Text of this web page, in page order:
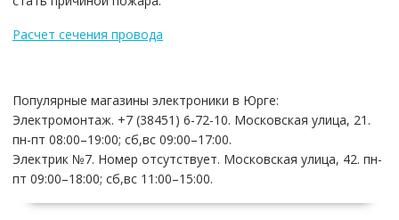
Расчет сечения провода
Популярные магазины электроники в Юрге:
Электромонтаж. +7 (38451) 6-72-10. Московская улица, 21.
пн-пт 08:00–19:00; сб,вс 09:00–17:00.
Электрик №7. Номер отсутствует. Московская улица, 42. пн-
пт 09:00–18:00; сб,вс 11:00–15:00.